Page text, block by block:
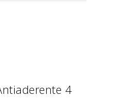
4